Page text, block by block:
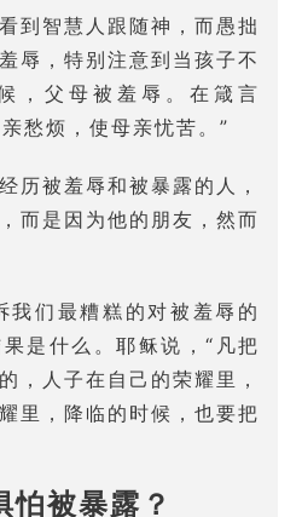
到智慧人跟随神，而愚拙
辱，特别注意到当孩子不
，父母被羞辱。在箴言
愁烦，使母亲忧苦。”
历被羞辱和被暴露的人，
而是因为他的朋友，然而
们最糟糕的对被羞辱的
是什么。耶稣说，“凡把
，人子在自己的荣耀里，
里，降临的时候，也要把
怕被暴露？